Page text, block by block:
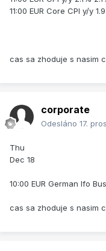
11:00 EUR Core CPI y/y
cas sa zhoduje s nasim
corporate
Odesláno 17.
Thu
Dec 18
10:00 EUR German Ifo
cas sa zhoduje s nasim